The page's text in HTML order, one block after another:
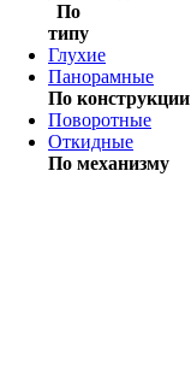
По
типу
Глухие
Панорамные
По конструкции
Поворотные
Откидные
По механизму